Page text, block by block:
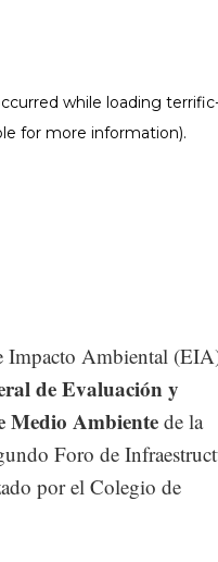
Impacto Ambiental
de Evaluación y
Medio Ambiente de la
Foro de
por el Colegio de